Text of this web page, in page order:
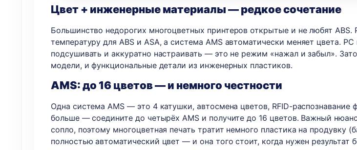
Цвет + инженерные материалы — редкое сочетание
Большинство недорогих многоцветных принтеров открытые и не любят
температуру для ABS и ASA, а система AMS автоматически меняет цвета.
подсушивать и аккуратно настраивать — это не режим «нажал и забыл».
модели, и функциональные детали из инженерных пластиков.
AMS: до 16 цветов — и немного честности
Одна система AMS — это 4 катушки, автосмена цветов, RFID-
больше — соедините до четырёх AMS и получите до 16 цветов. Важный
сопло, поэтому многоцветная печать тратит немного пластика на
полностью автоматический цвет — и она того стоит, когда нужен результат